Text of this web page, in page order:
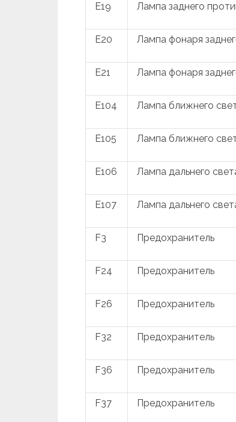
E19 Лампа заднего
E20 Лампа фонаря
E21 Лампа фонаря
E104 Лампа ближнего
E105 Лампа ближнего
E106 Лампа дальнего
E107 Лампа дальнего
F3 Предохранитель
F24 Предохранитель
F26 Предохранитель
F32 Предохранитель
F36 Предохранитель
F37 Предохранитель